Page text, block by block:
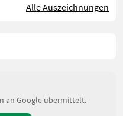
Alle Auszeichnungen
an Google übermittelt.